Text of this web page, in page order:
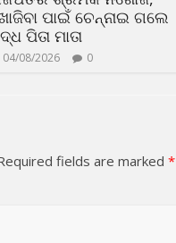
ପାଇଁ ଚେନ୍ନାଇ ଗଲେ
ପିତା ମାତା
04/08/2026 0
fields are marked *